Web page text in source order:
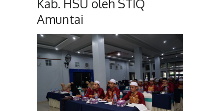
Kab. HSU oleh STIQ
Amuntai